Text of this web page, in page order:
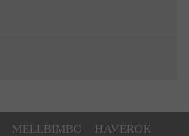
MELLBIMBO HAVEROK